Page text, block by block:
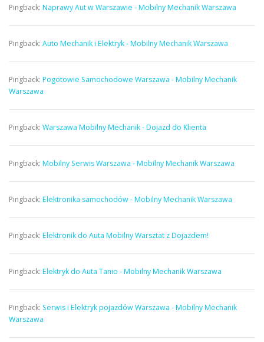
Pingback: Naprawy Aut w Warszawie - Mobilny Mechanik Warszawa
Pingback: Auto Mechanik i Elektryk - Mobilny Mechanik Warszawa
Pingback: Pogotowie Samochodowe Warszawa - Mobilny Mechanik
Warszawa
Pingback: Warszawa Mobilny Mechanik - Dojazd do Klienta
Pingback: Mobilny Serwis Warszawa - Mobilny Mechanik Warszawa
Pingback: Elektronika samochodów - Mobilny Mechanik Warszawa
Pingback: Elektronik do Auta Mobilny Warsztat z Dojazdem!
Pingback: Elektryk do Auta Tanio - Mobilny Mechanik Warszawa
Pingback: Serwis i Elektryk pojazdów Warszawa - Mobilny Mechanik
Warszawa